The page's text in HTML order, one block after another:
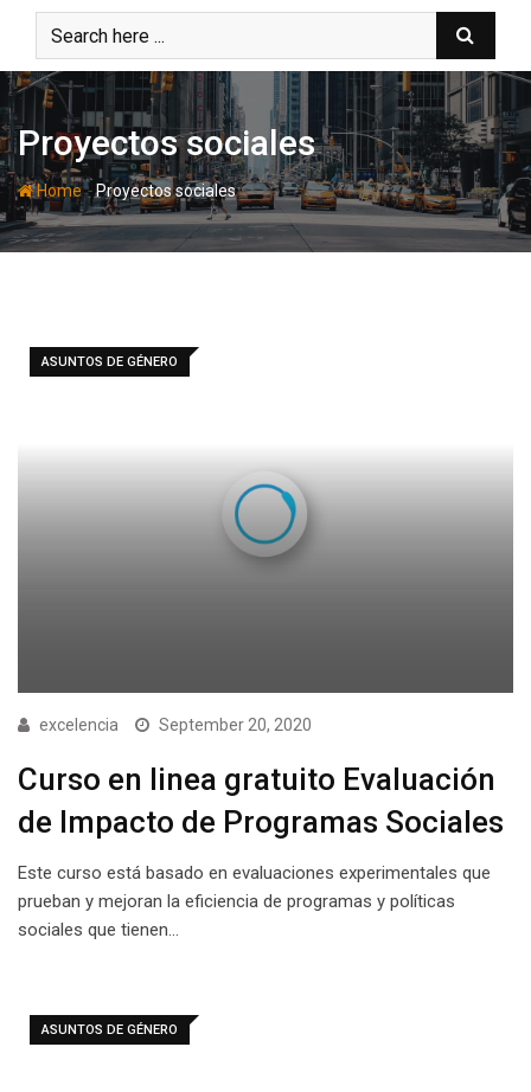
content
Proyectos sociales
Home-Proyectos sociales
ASUNTOS DE GÉNERO
excelencia September 20, 2020
Curso en linea gratuito Evaluación
de Impacto de Programas Sociales
Este curso está basado en evaluaciones experimentales que
prueban y mejoran la eficiencia de programas y políticas
sociales que tienen…
ASUNTOS DE GÉNERO